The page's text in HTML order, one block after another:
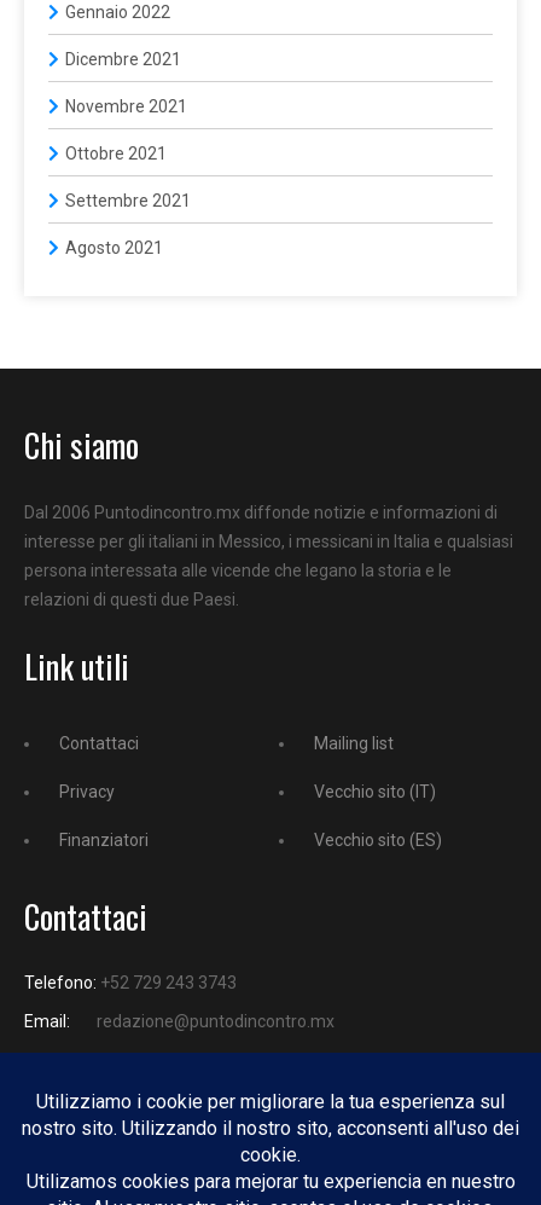
Gennaio 2022
Dicembre 2021
Novembre 2021
Ottobre 2021
Settembre 2021
Agosto 2021
Chi siamo
Dal 2006 Puntodincontro.mx diffonde notizie e informazioni di
interesse per gli italiani in Messico, i messicani in Italia e qualsiasi
persona interessata alle vicende che legano la storia e le
relazioni di questi due Paesi.
Link utili
Contattaci
Privacy
Finanziatori
Mailing list
Vecchio sito (IT)
Vecchio sito (ES)
Contattaci
Telefono: +52 729 243 3743
Email:
redazione@puntodincontro.mx
PUNTODINCONTRO